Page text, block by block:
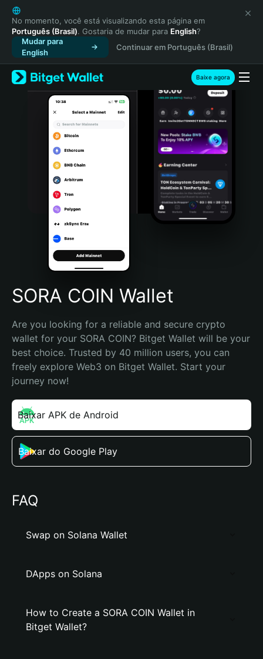
English
日本語
Tiếng Việt
Русский
Español (Latinoamérica)
Türkçe
Italiano
Português (Portugal)
Bahasa Indonesia
Português (Brasil)
Español (Argentina)
No momento, você está visualizando esta página em
Português (Brasil). Gostaria de mudar para English?
Mudar para
English
Continuar em Português (Brasil)
Baixe agora
SORA COIN Wallet
Are you looking for a reliable and secure crypto
wallet for your SORA COIN? Bitget Wallet will be your
best choice. Trusted by 40 million users, you can
freely explore Web3 on Bitget Wallet. Start your
journey now!
Baixar APK de Android
Baixar do Google Play
FAQ
Swap on Solana Wallet
DApps on Solana
How to Create a SORA COIN Wallet in
Bitget Wallet?